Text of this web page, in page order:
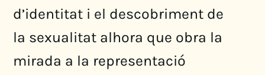
d’identitat i el descobriment de
la sexualitat alhora que obra la
mirada a la representació